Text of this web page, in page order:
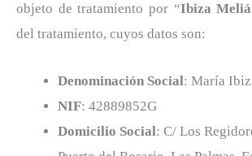
objeto de tratamiento por “Ibiza
del tratamiento, cuyos datos son:
Denominación Social: María
NIF: 42889852G
Domicilio Social: C/ Los